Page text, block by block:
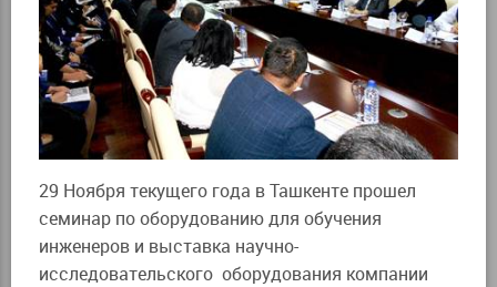
29 Ноября текущего года в Ташкенте прошел
семинар по оборудованию для обучения
инженеров и выставка научно-
исследовательского оборудования компании